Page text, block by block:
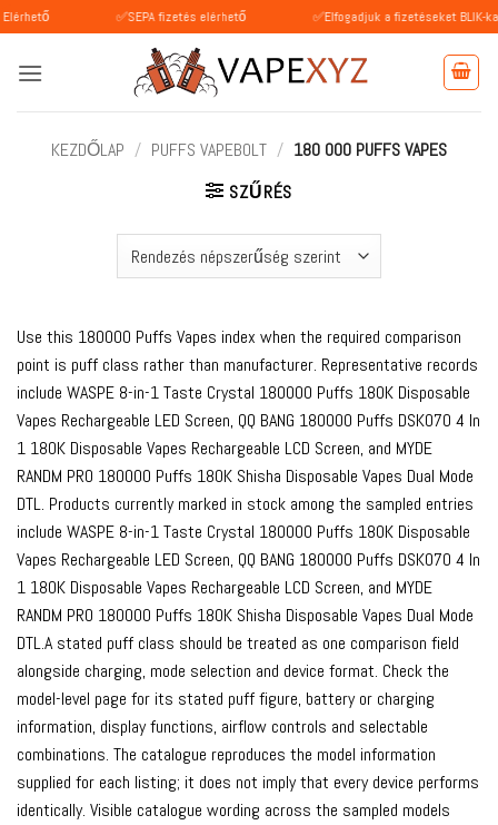
Skip
to
content
✅SEPA fizetés elérhető ✅Elfogadjuk a fizetéseket BLIK-kal
KEZDŐLAP / PUFFS VAPEBOLT / 180 000 PUFFS VAPES
SZŰRÉS
Use this 180000 Puffs Vapes index when the required comparison
point is puff class rather than manufacturer. Representative records
include WASPE 8-in-1 Taste Crystal 180000 Puffs 180K Disposable
Vapes Rechargeable LED Screen, QQ BANG 180000 Puffs DSK070 4 In
1 180K Disposable Vapes Rechargeable LCD Screen, and MYDE
RANDM PRO 180000 Puffs 180K Shisha Disposable Vapes Dual Mode
DTL. Products currently marked in stock among the sampled entries
include WASPE 8-in-1 Taste Crystal 180000 Puffs 180K Disposable
Vapes Rechargeable LED Screen, QQ BANG 180000 Puffs DSK070 4 In
1 180K Disposable Vapes Rechargeable LCD Screen, and MYDE
RANDM PRO 180000 Puffs 180K Shisha Disposable Vapes Dual Mode
DTL.A stated puff class should be treated as one comparison field
alongside charging, mode selection and device format. Check the
model-level page for its stated puff figure, battery or charging
information, display functions, airflow controls and selectable
combinations. The catalogue reproduces the model information
supplied for each listing; it does not imply that every device performs
identically. Visible catalogue wording across the sampled models